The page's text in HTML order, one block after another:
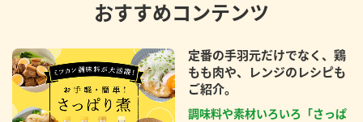
おすすめコンテンツ
定番の手羽元だけでなく、鶏
もも肉や、レンジのレシピも
ご紹介。
調味料や素材いろいろ「さっぱ